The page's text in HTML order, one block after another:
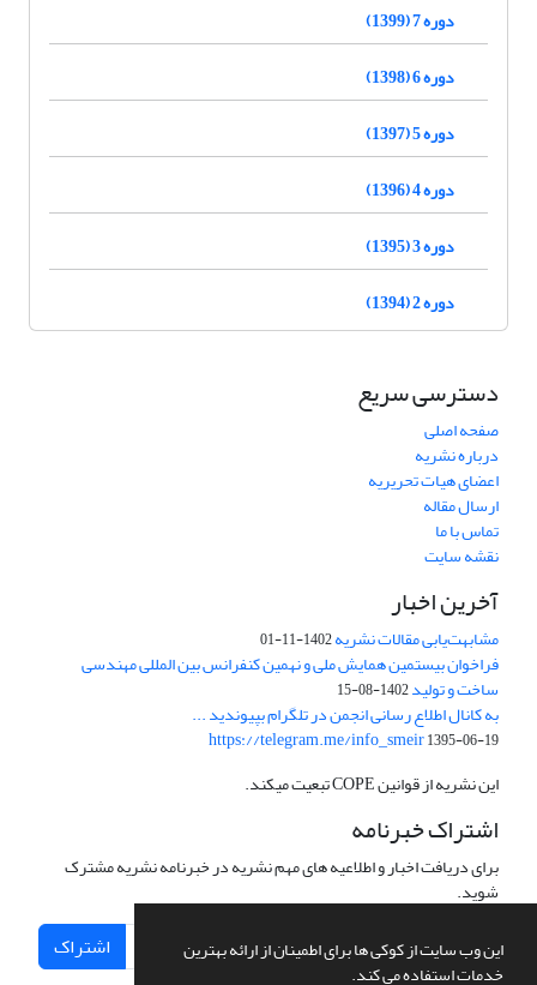
این وب سایت از کوکی ها برای اطمینان از ارائه بهترین
خدمات استفاده می کند.
دوره 7 (1399)
دوره 6 (1398)
دوره 5 (1397)
دوره 4 (1396)
دوره 3 (1395)
دوره 2 (1394)
دسترسی سریع
صفحه اصلی
درباره نشریه
اعضای هیات تحریریه
ارسال مقاله
تماس با ما
نقشه سایت
آخرین اخبار
مشابهت‌یابی مقالات نشریه1402-11-01
فراخوان بیستمین همایش ملی و نهمین کنفرانس بین المللی مهندسی
ساخت و تولید1402-08-15
به کانال اطلاع رسانی انجمن در تلگرام بپیوندید ...
https://telegram.me/info_smeir1395-06-19
این نشریه از قوانین COPE تبعیت میکند.
اشتراک خبرنامه
برای دریافت اخبار و اطلاعیه های مهم نشریه در خبرنامه نشریه مشترک
شوید.
اشتراک